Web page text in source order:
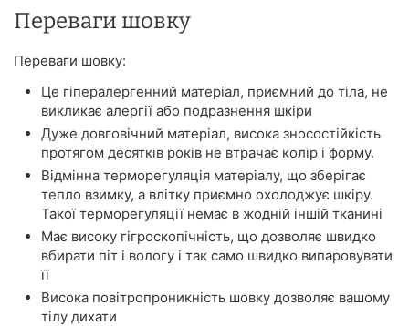
Переваги шовку
Переваги шовку:
Це гіпералергенний матеріал, приємний до тіла, не
викликає алергії або подразнення шкіри
Дуже довговічний матеріал, висока зносостійкість
протягом десятків років не втрачає колір і форму.
Відмінна терморегуляція матеріалу, що зберігає
тепло взимку, а влітку приємно охолоджує шкіру.
Такої терморегуляції немає в жодній іншій тканині
Має високу гігроскопічність, що дозволяє швидко
вбирати піт і вологу і так само швидко випаровувати
її
Висока повітропроникність шовку дозволяє вашому
тілу дихати